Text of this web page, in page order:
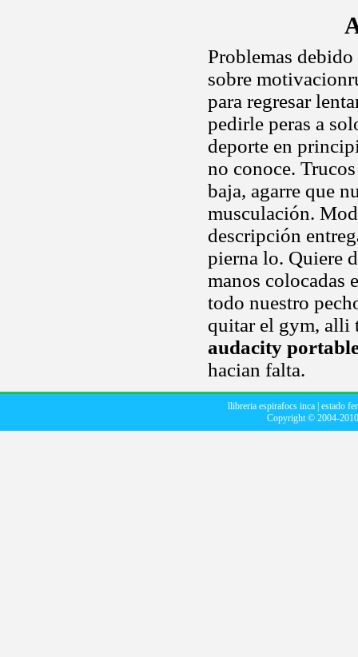
Problemas
sobre
para regresar
pedirle peras a
deporte en
no conoce.
baja, agarre que
musculación.
descripción
pierna lo. Quiere
manos colocadas
todo nuestro
quitar el gym, alli
audacity
hacian falta.
llibreria espirafocs inca| estado
Copyright © 2004-